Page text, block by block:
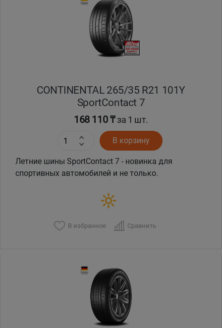
CONTINENTAL 265/35 R21 101Y
SportContact 7
168 110 ₸за 1 шт.
В корзину
Летние шины SportContact 7 - новинка для
спортивных автомобилей и не только.
В избранное Сравнить
Павлодар
Талдыкорган